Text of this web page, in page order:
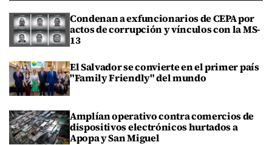
Condenan a exfuncionarios de CEPA por
actos de corrupción y vínculos con la MS-
13
El Salvador se convierte en el primer país
"Family Friendly" del mundo
Amplían operativo contra comercios de
dispositivos electrónicos hurtados a
Apopa y San Miguel